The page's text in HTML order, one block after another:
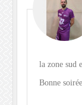
la zone sud
Bonne soirée